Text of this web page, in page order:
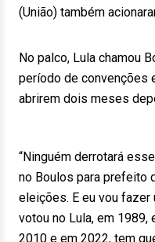
(União) também
No palco, Lula chamou
período de convenções
abrirem dois meses
“Ninguém derrotará
no Boulos para prefeito
eleições. E eu vou fazer
votou no Lula, em 1989,
2010 e em 2022, tem